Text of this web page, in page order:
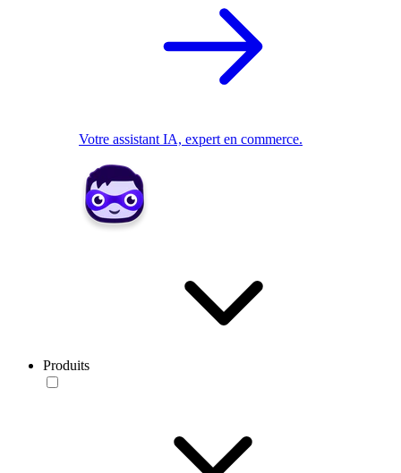
Votre assistant IA, expert en commerce.
Produits